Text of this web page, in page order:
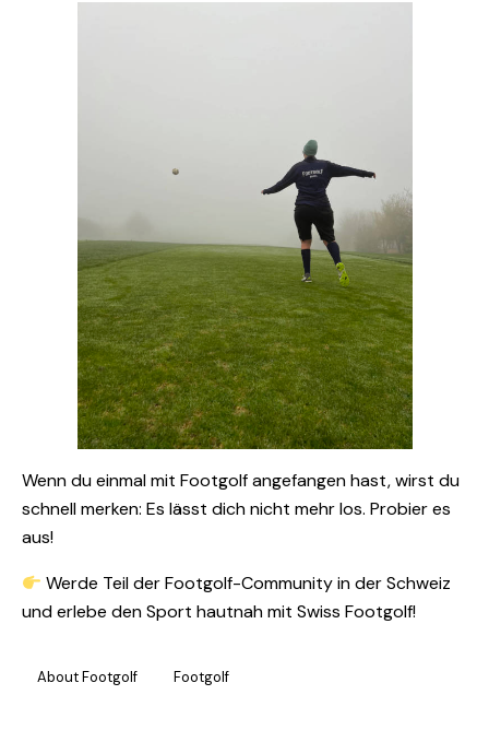
Wenn du einmal mit Footgolf angefangen hast, wirst du
schnell merken: Es lässt dich nicht mehr los. Probier es
aus!
Werde Teil der Footgolf-Community in der Schweiz
und erlebe den Sport hautnah mit Swiss Footgolf!
About Footgolf Footgolf